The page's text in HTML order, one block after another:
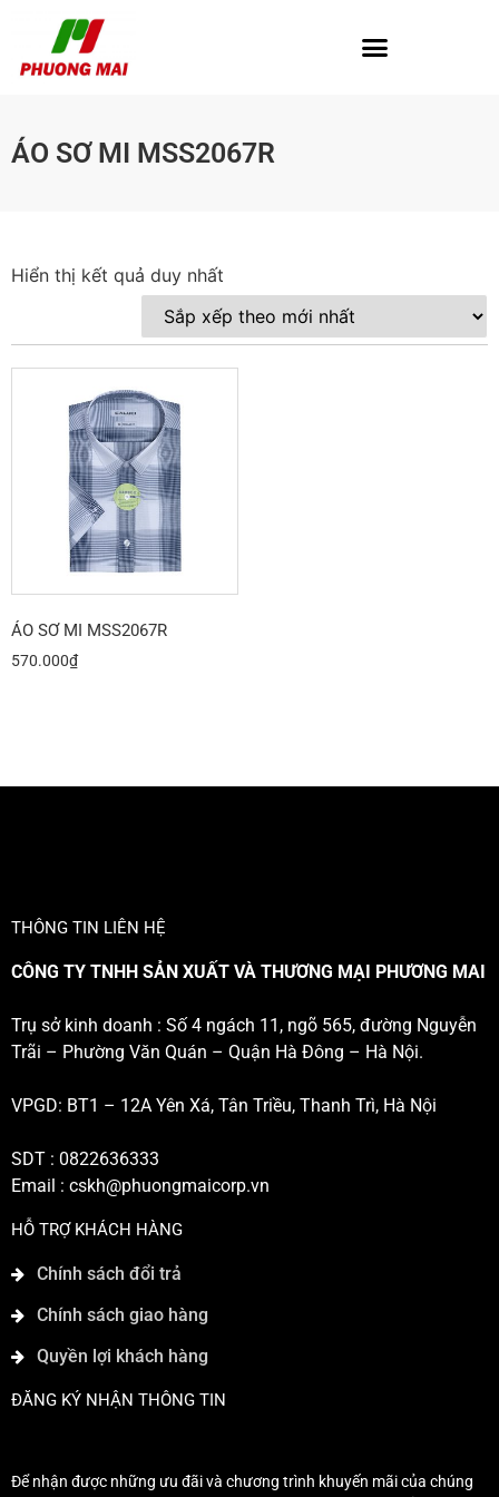
ÁO SƠ MI MSS2067R
Hiển thị kết quả duy nhất
ÁO SƠ MI MSS2067R
570.000₫
THÔNG TIN LIÊN HỆ
CÔNG TY TNHH SẢN XUẤT VÀ THƯƠNG MẠI PHƯƠNG MAI
Trụ sở kinh doanh : Số 4 ngách 11, ngõ 565, đường Nguyễn
Trãi – Phường Văn Quán – Quận Hà Đông – Hà Nội.
VPGD: BT1 – 12A Yên Xá, Tân Triều, Thanh Trì, Hà Nội
SDT : 0822636333
Email : cskh@phuongmaicorp.vn
HỖ TRỢ KHÁCH HÀNG
Chính sách đổi trả
Chính sách giao hàng
Quyền lợi khách hàng
ĐĂNG KÝ NHẬN THÔNG TIN
Để nhận được những ưu đãi và chương trình khuyến mãi của chúng